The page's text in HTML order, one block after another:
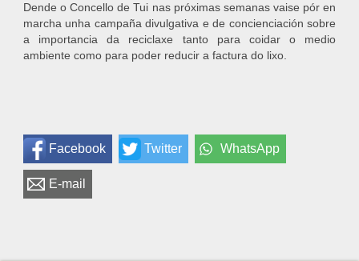
Dende o Concello de Tui nas próximas semanas vaise pór en
marcha unha campaña divulgativa e de concienciación sobre
a importancia da reciclaxe tanto para coidar o medio
ambiente como para poder reducir a factura do lixo.
Facebook Twitter WhatsApp
E-mail